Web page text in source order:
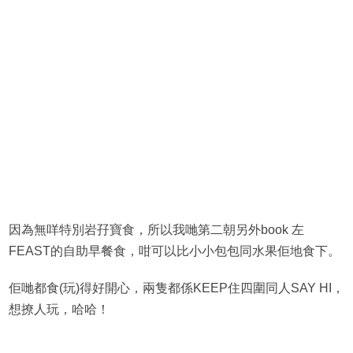
因為無咩特別岩孖寶食，所以我哋第二朝另外book 左
FEAST的自助早餐食，咁可以比小小包包同水果佢地食下。
佢哋都食(玩)得好開心，兩隻都係KEEP住四圍同人SAY HI，
想撩人玩，哈哈！